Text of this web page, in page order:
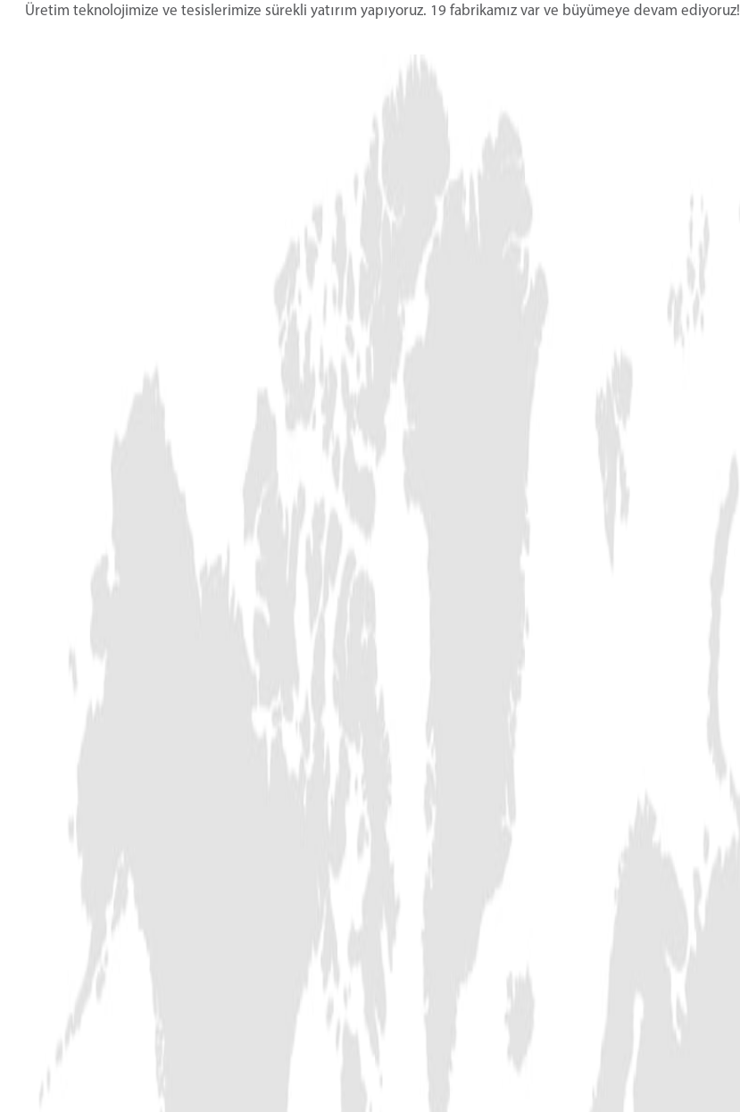
Üretim teknolojimize ve tesislerimize sürekli yatırım yapıyoruz. 19 fabrikamız var ve büyümeye devam ediyoruz!